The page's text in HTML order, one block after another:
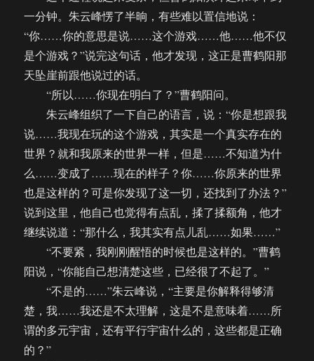
一分钟。朱云峰愣了半晌，有些难以置信地说：
“你……你的意思是说……这个游戏……他……他不仅
是个游戏？”说完这句话，他才发现，这正是曹鹤阳那
天坠崖前跟他说过的话。
“所以……你现在明白了？”曹鹤阳问。
朱云峰组织了一下自己的语言，说：“你是想跟我
说……我现在玩的这个游戏，其实是一个真实存在的
世界？就和我原来的世界一样，但是……不知道为什
么……变成了……现在的样子？你……你原来的世界
也是这样的？可是你发现了这一切，还找到了办法？”
说到这里，他自己也觉得有点乱，揉了揉额角，他才
继续说道：“那什么，我其实有点儿乱……如果……”
“不要紧，我刚刚醒悟的时候也是这样的。”曹鹤
阳说，“你能自己想清楚这些，已经很了不起了。”
“不是的……”朱云峰说，“主要是你解释得够清
楚，我……我还是不太理解，这是不是意味着……所
谓的多元宇宙，还有平行宇宙什么的，这些都是正确
的？”